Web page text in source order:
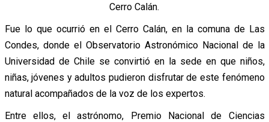
Cerro Calán.
Fue lo que ocurrió en el Cerro Calán, en la comuna de Las
Condes, donde el Observatorio Astronómico Nacional de la
Universidad de Chile se convirtió en la sede en que niños,
niñas, jóvenes y adultos pudieron disfrutar de este fenómeno
natural acompañados de la voz de los expertos.
Entre ellos, el astrónomo, Premio Nacional de Ciencias